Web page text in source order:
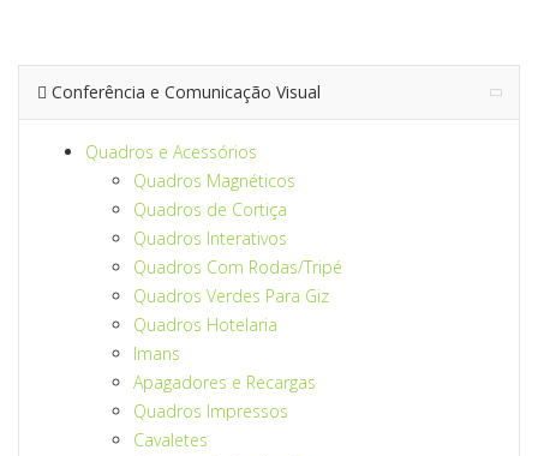
Conferência e Comunicação Visual
Quadros e Acessórios
Quadros Magnéticos
Quadros de Cortiça
Quadros Interativos
Quadros Com Rodas/Tripé
Quadros Verdes Para Giz
Quadros Hotelaria
Imans
Apagadores e Recargas
Quadros Impressos
Cavaletes